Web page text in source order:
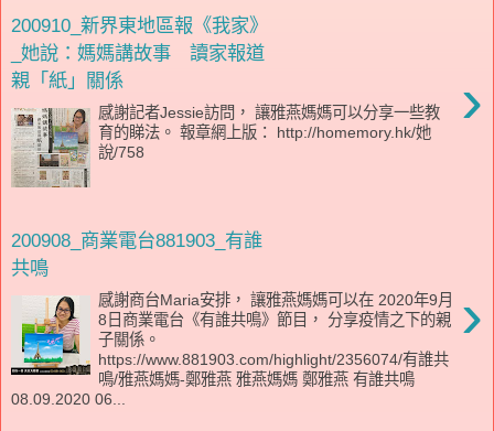
200910_新界東地區報《我家》
_她說：媽媽講故事 讀家報道
親「紙」關係
›
感謝記者Jessie訪問， 讓雅燕媽媽可以分享一些教
育的睇法。 報章網上版： http://homemory.hk/她
說/758
200908_商業電台881903_有誰
共鳴
›
感謝商台Maria安排， 讓雅燕媽媽可以在 2020年9月
8日商業電台《有誰共鳴》節目， 分享疫情之下的親
子關係。
https://www.881903.com/highlight/2356074/有誰共
鳴/雅燕媽媽-鄭雅燕 雅燕媽媽 鄭雅燕 有誰共鳴
08.09.2020 06...